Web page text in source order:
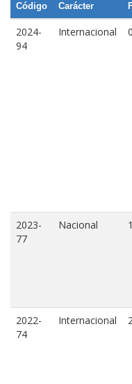
Código Carácter
2024-
94
Internacional
2023-
77
Nacional
2022-
74
Internacional